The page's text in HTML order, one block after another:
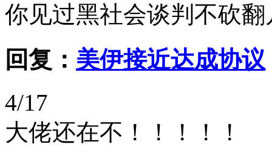
你见过黑社会谈判不砍
回复： 美伊接近达成协议
4/17
大佬还在不！！！！！